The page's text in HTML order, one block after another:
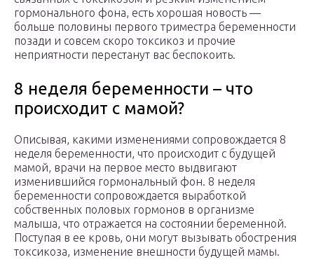
гормонального фона, есть хорошая новость —
больше половины первого триместра беременности
позади и совсем скоро токсикоз и прочие
неприятности перестанут вас беспокоить.
8 неделя беременности – что
происходит с мамой?
Описывая, какими изменениями сопровождается 8
неделя беременности, что происходит с будущей
мамой, врачи на первое место выдвигают
изменившийся гормональный фон. 8 неделя
беременности сопровождается выработкой
собственных половых гормонов в организме
малыша, что отражается на состоянии беременной.
Поступая в ее кровь, они могут вызывать обострения
токсикоза, изменение внешности будущей мамы.